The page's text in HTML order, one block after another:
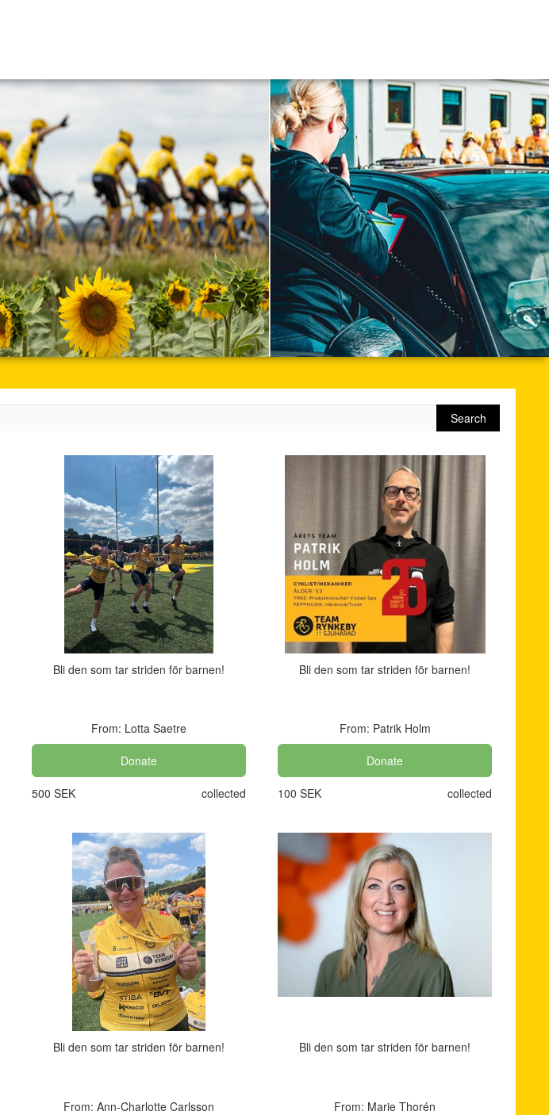
Search
Bli den som tar striden för barnen!
From: Lotta Saetre
Donate
500 SEK collected
Bli den som tar striden för barnen!
From: Patrik Holm
Donate
100 SEK collected
Bli den som tar striden för barnen!
From: Ann-Charlotte Carlsson
Bli den som tar striden för barnen!
From: Marie Thorén